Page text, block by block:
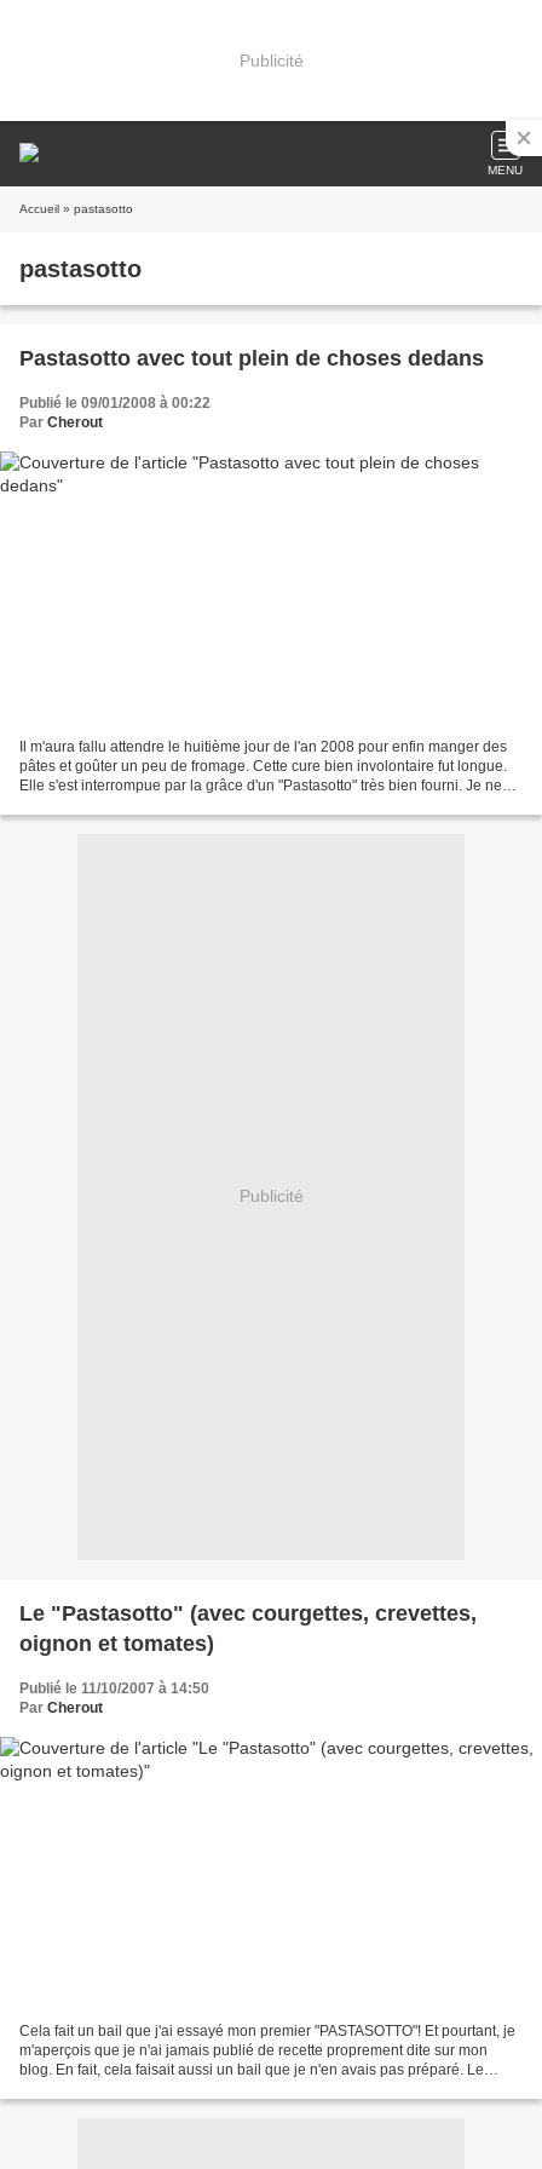
Publicité
MENU
Accueil » pastasotto
pastasotto
Pastasotto avec tout plein de choses dedans
Publié le 09/01/2008 à 00:22
Par Cherout
Il m'aura fallu attendre le huitième jour de l'an 2008 pour enfin manger des
pâtes et goûter un peu de fromage. Cette cure bien involontaire fut longue.
Elle s'est interrompue par la grâce d'un "Pastasotto" très bien fourni. Je ne
Publicité
Le "Pastasotto" (avec courgettes, crevettes,
oignon et tomates)
Publié le 11/10/2007 à 14:50
Par Cherout
Cela fait un bail que j'ai essayé mon premier "PASTASOTTO"! Et pourtant, je
m'aperçois que je n'ai jamais publié de recette proprement dite sur mon
blog. En fait, cela faisait aussi un bail que je n'en avais pas préparé. Le